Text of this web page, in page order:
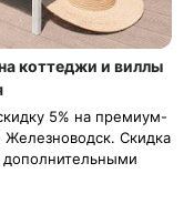
коттеджи и виллы
5% на премиум-
Скидка
дополнительными
первом или втором